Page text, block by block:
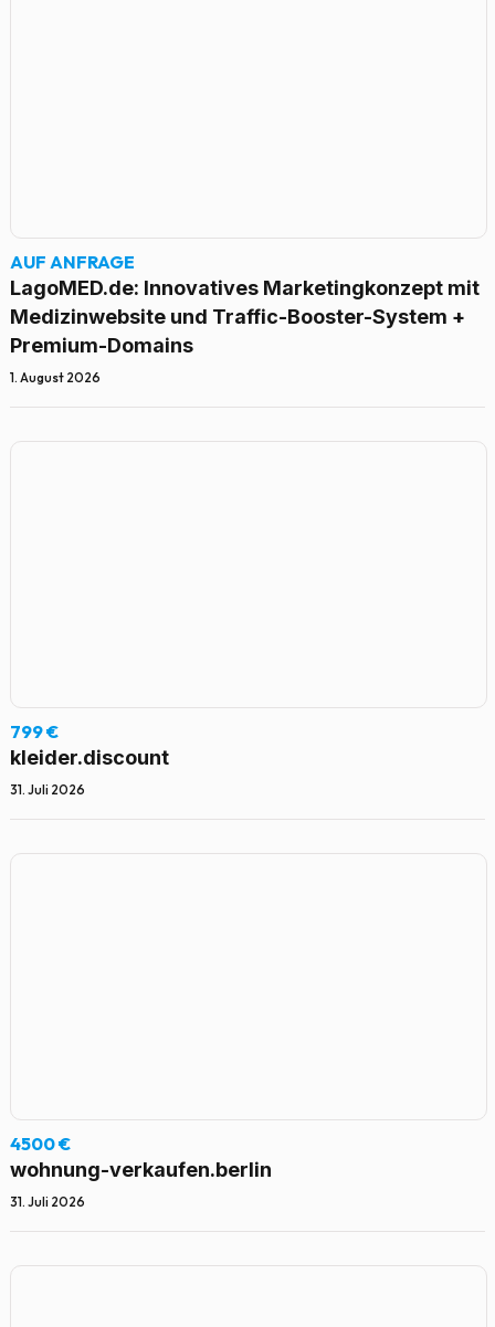
AUF ANFRAGE
LagoMED.de: Innovatives Marketingkonzept mit
Medizinwebsite und Traffic-Booster-System +
Premium-Domains
1. August 2026
799 €
kleider.discount
31. Juli 2026
4500 €
wohnung-verkaufen.berlin
31. Juli 2026